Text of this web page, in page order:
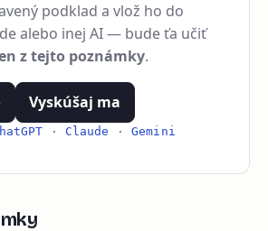
podklad a vlož ho do
alebo inej AI — bude ťa učiť
z tejto poznámky.
Vyskúšaj ma
· Claude ·Gemini